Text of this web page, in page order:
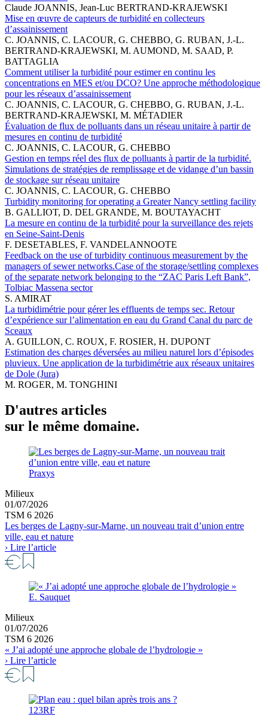
Claude JOANNIS, Jean-Luc BERTRAND-KRAJEWSKI
Mise en œuvre de capteurs de turbidité en collecteurs
d’assainissement
C. JOANNIS, C. LACOUR, G. CHEBBO, G. RUBAN, J.-L.
BERTRAND-KRAJEWSKI, M. AUMOND, M. SAAD, P.
BATTAGLIA
Comment utiliser la turbidité pour estimer en continu les
concentrations en MES et/ou DCO? Une approche méthodologique
pour les réseaux d’assainissement
C. JOANNIS, C. LACOUR, G. CHEBBO, G. RUBAN, J.-L.
BERTRAND-KRAJEWSKI, M. MÉTADIER
Évaluation de flux de polluants dans un réseau unitaire à partir de
mesures en continu de turbidité
C. JOANNIS, C. LACOUR, G. CHEBBO
Gestion en temps réel des flux de polluants à partir de la turbidité.
Simulations de stratégies de remplissage et de vidange d’un bassin
de stockage sur réseau unitaire
C. JOANNIS, C. LACOUR, G. CHEBBO
Turbidity monitoring for operating a Greater Nancy settling facility
B. GALLIOT, D. DEL GRANDE, M. BOUTAYACHT
La mesure en continu de la turbidité pour la surveillance des rejets
en Seine-Saint-Denis
F. DESETABLES, F. VANDELANNOOTE
Feedback on the use of turbidity continuous measurement by the
managers of sewer networks.Case of the storage/settling complexes
of the separate network belonging to the “ZAC Paris Left Bank”,
Tolbiac Massena sector
S. AMIRAT
La turbidimétrie pour gérer les effluents de temps sec. Retour
d’expérience sur l’alimentation en eau du Grand Canal du parc de
Sceaux
A. GUILLON, C. ROUX, F. ROSIER, H. DUPONT
Estimation des charges déversées au milieu naturel lors d’épisodes
pluvieux. Une application de la turbidimétrie aux réseaux unitaires
de Dole (Jura)
M. ROGER, M. TONGHINI
D'autres articles
sur le même domaine.
Praxys
Milieux
01/07/2026
TSM 6 2026
Les berges de Lagny-sur-Marne, un nouveau trait d’union entre
ville, eau et nature
› Lire l’article
E. Sauquet
Milieux
01/07/2026
TSM 6 2026
« J’ai adopté une approche globale de l’hydrologie »
› Lire l’article
123RF